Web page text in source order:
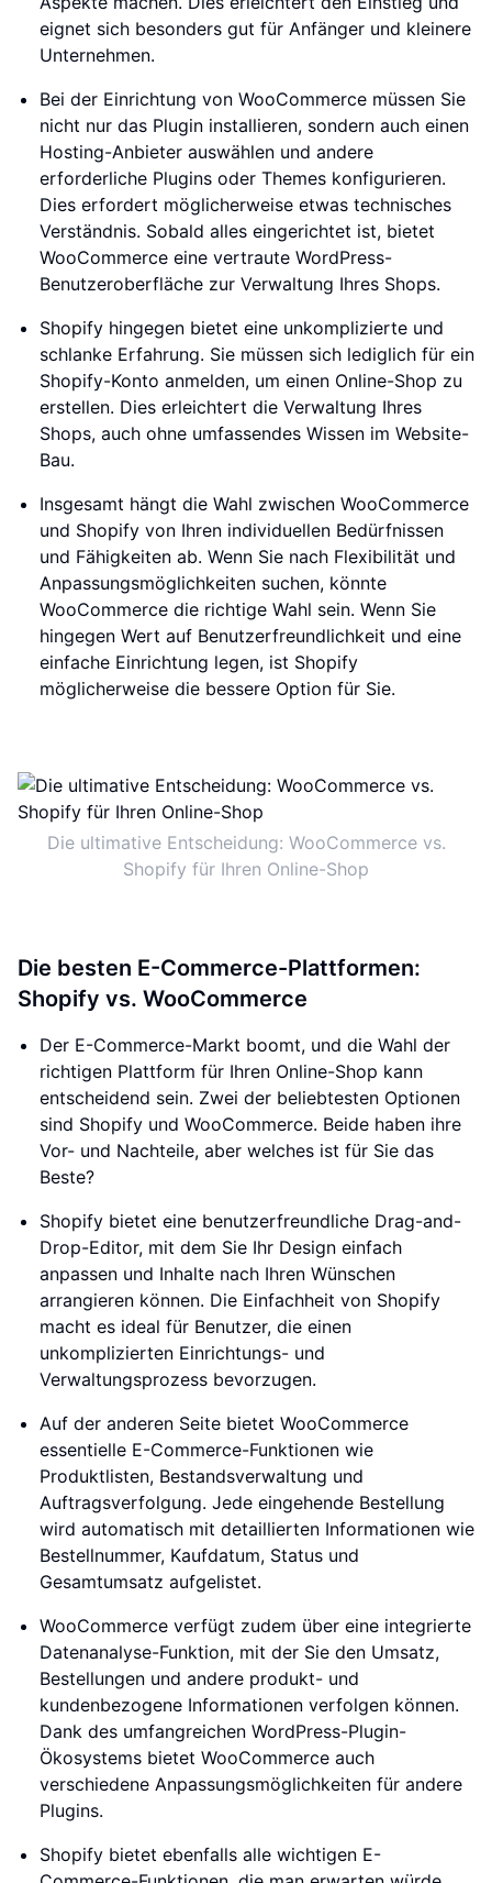
eignet sich besonders gut für Anfänger und kleinere
Unternehmen.
Bei der Einrichtung von WooCommerce müssen Sie
nicht nur das Plugin installieren, sondern auch einen
Hosting-Anbieter auswählen und andere
erforderliche Plugins oder Themes konfigurieren.
Dies erfordert möglicherweise etwas technisches
Verständnis. Sobald alles eingerichtet ist, bietet
WooCommerce eine vertraute WordPress-
Benutzeroberfläche zur Verwaltung Ihres Shops.
Shopify hingegen bietet eine unkomplizierte und
schlanke Erfahrung. Sie müssen sich lediglich für ein
Shopify-Konto anmelden, um einen Online-Shop zu
erstellen. Dies erleichtert die Verwaltung Ihres
Shops, auch ohne umfassendes Wissen im Website-
Bau.
Insgesamt hängt die Wahl zwischen WooCommerce
und Shopify von Ihren individuellen Bedürfnissen
und Fähigkeiten ab. Wenn Sie nach Flexibilität und
Anpassungsmöglichkeiten suchen, könnte
WooCommerce die richtige Wahl sein. Wenn Sie
hingegen Wert auf Benutzerfreundlichkeit und eine
einfache Einrichtung legen, ist Shopify
möglicherweise die bessere Option für Sie.
Die ultimative Entscheidung: WooCommerce vs.
Shopify für Ihren Online-Shop
Die besten E-Commerce-Plattformen:
Shopify vs. WooCommerce
Der E-Commerce-Markt boomt, und die Wahl der
richtigen Plattform für Ihren Online-Shop kann
entscheidend sein. Zwei der beliebtesten Optionen
sind Shopify und WooCommerce. Beide haben ihre
Vor- und Nachteile, aber welches ist für Sie das
Beste?
Shopify bietet eine benutzerfreundliche Drag-and-
Drop-Editor, mit dem Sie Ihr Design einfach
anpassen und Inhalte nach Ihren Wünschen
arrangieren können. Die Einfachheit von Shopify
macht es ideal für Benutzer, die einen
unkomplizierten Einrichtungs- und
Verwaltungsprozess bevorzugen.
Auf der anderen Seite bietet WooCommerce
essentielle E-Commerce-Funktionen wie
Produktlisten, Bestandsverwaltung und
Auftragsverfolgung. Jede eingehende Bestellung
wird automatisch mit detaillierten Informationen wie
Bestellnummer, Kaufdatum, Status und
Gesamtumsatz aufgelistet.
WooCommerce verfügt zudem über eine integrierte
Datenanalyse-Funktion, mit der Sie den Umsatz,
Bestellungen und andere produkt- und
kundenbezogene Informationen verfolgen können.
Dank des umfangreichen WordPress-Plugin-
Ökosystems bietet WooCommerce auch
verschiedene Anpassungsmöglichkeiten für andere
Plugins.
Shopify bietet ebenfalls alle wichtigen E-